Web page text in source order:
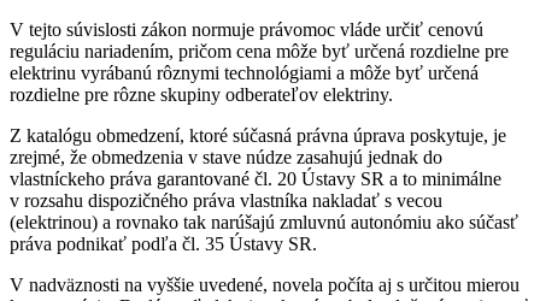
V tejto súvislosti zákon normuje právomoc vláde určiť cenovú
reguláciu nariadením, pričom cena môže byť určená rozdielne pre
elektrinu vyrábanú rôznymi technológiami a môže byť určená
rozdielne pre rôzne skupiny odberateľov elektriny.
Z katalógu obmedzení, ktoré súčasná právna úprava poskytuje, je
zrejmé, že obmedzenia v stave núdze zasahujú jednak do
vlastníckeho práva garantované čl. 20 Ústavy SR a to minimálne
v rozsahu dispozičného práva vlastníka nakladať s vecou
(elektrinou) a rovnako tak narúšajú zmluvnú autonómiu ako súčasť
práva podnikať podľa čl. 35 Ústavy SR.
V nadväznosti na vyššie uvedené, novela počíta aj s určitou mierou